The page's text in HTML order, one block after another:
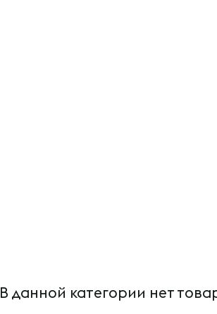
В данной категории нет